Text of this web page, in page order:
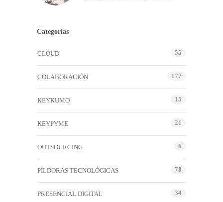
Categorías
CLOUD 55
COLABORACIÓN 177
KEYKUMO 15
KEYPYME 21
OUTSOURCING 6
PÍLDORAS TECNOLÓGICAS 78
PRESENCIAL DIGITAL 34